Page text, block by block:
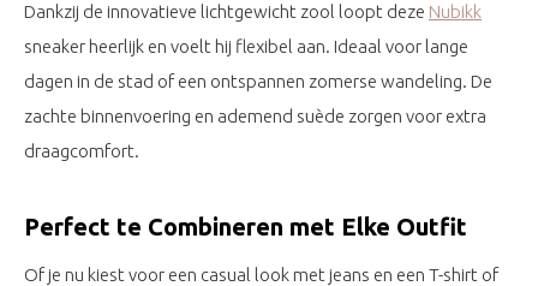
Dankzij de innovatieve lichtgewicht zool loopt deze Nubikk
sneaker heerlijk en voelt hij flexibel aan. Ideaal voor lange
dagen in de stad of een ontspannen zomerse wandeling. De
zachte binnenvoering en ademend suède zorgen voor extra
draagcomfort.
Perfect te Combineren met Elke Outfit
Of je nu kiest voor een casual look met jeans en een T-shirt of